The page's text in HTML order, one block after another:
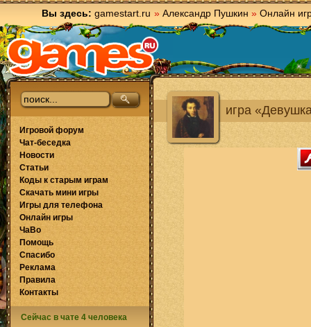
Вы здесь: gamestart.ru » Александр Пушкин » Онлайн
игра
Игровой форум
Чат-беседка
Новости
Статьи
Коды к старым играм
Скачать мини игры
Игры для телефона
Онлайн игры
ЧаВо
Помощь
Спасибо
Реклама
Правила
Контакты
Сейчас в чате 4 человека